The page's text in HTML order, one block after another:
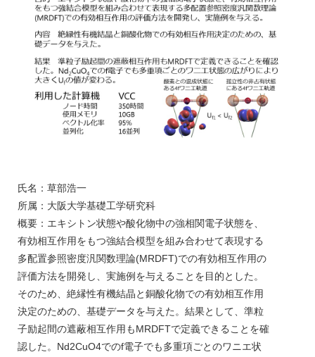
氏名：草部浩一
所属：大阪大学基礎工学研究科
概要：エキシトン状態や酸化物中の強相関電子状態を、
有効相互作用をもつ強結合模型を組み合わせて表現する
多配置参照密度汎関数理論(MRDFT)での有効相互作用の
評価方法を開発し、実施例を与えることを目的とした。
そのため、絶縁性有機結晶と銅酸化物での有効相互作用
決定のための、基礎データを与えた。結果として、準粒
子励起間の遮蔽相互作用もMRDFTで定義できることを確
認した。Nd2CuO4でのf電子でも多重項ごとのワニエ状